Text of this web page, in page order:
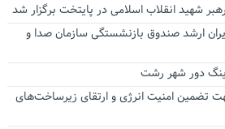
معیشت و تکریم آنها سرلوحه اهداف
برای افزایش ظرفیت ترانزیتی در دستور
منطقه آزاد انزلی و شرکت ملی پست
شهید انقلاب اسلامی در پایتخت برگزار شد
ارشد صندوق بازنشستگی سازمان صدا و
تضمین امنیت انرژی و ارتقای زیرساخت‌های